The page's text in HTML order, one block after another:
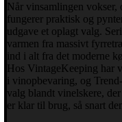
Når vinsamlingen vokser,
fungerer praktisk og
udgave et oplagt valg.
varmen fra massivt
ind i alt fra det moderne
Hos VintageKeeping har
i vinopbevaring, og
valg blandt vinelskere,
er klar til brug, så snart